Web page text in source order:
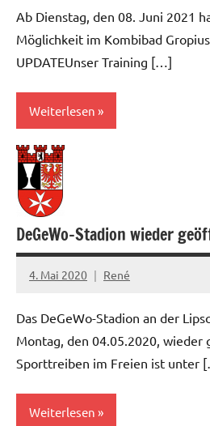
Ab Dienstag, den 08. Juni 2021
Möglichkeit im Kombibad
UPDATEUnser Training […]
Weiterlesen
News
DeGeWo-Stadion wieder
4. Mai 2020 René
Das DeGeWo-Stadion an der
Montag, den 04.05.2020,
Sporttreiben im Freien ist unter
Weiterlesen